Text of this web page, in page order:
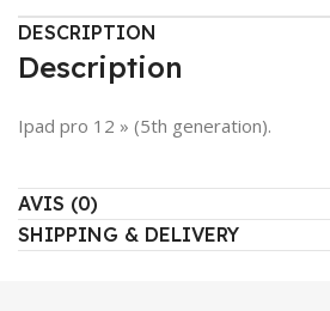
DESCRIPTION
Description
Ipad pro 12 » (5th generation).
AVIS (0)
SHIPPING & DELIVERY